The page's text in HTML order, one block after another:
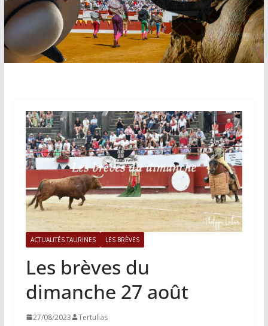
ACTUALITÉS TAURINES LES BRÈVES
Les brèves du
dimanche 27 août
27/08/2023 Tertulias